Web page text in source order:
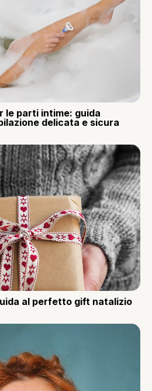
le parti intime: guida
delicata e sicura
al perfetto gift natalizio